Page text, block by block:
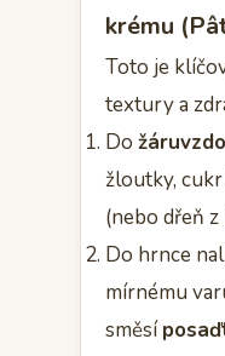
krému
Toto je
textury a
Do
žloutky,
(nebo dřeň
Do hrnce
mírnému
směsí